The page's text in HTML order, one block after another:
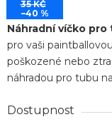
Náhradní víčko
pro vaši
poškozené nebo
náhradou pro tubu
Dostupnost
35 KČ
–40 %